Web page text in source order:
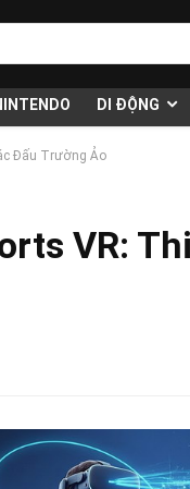
DI ĐỘNG
Đấu Trường Ảo
VR: